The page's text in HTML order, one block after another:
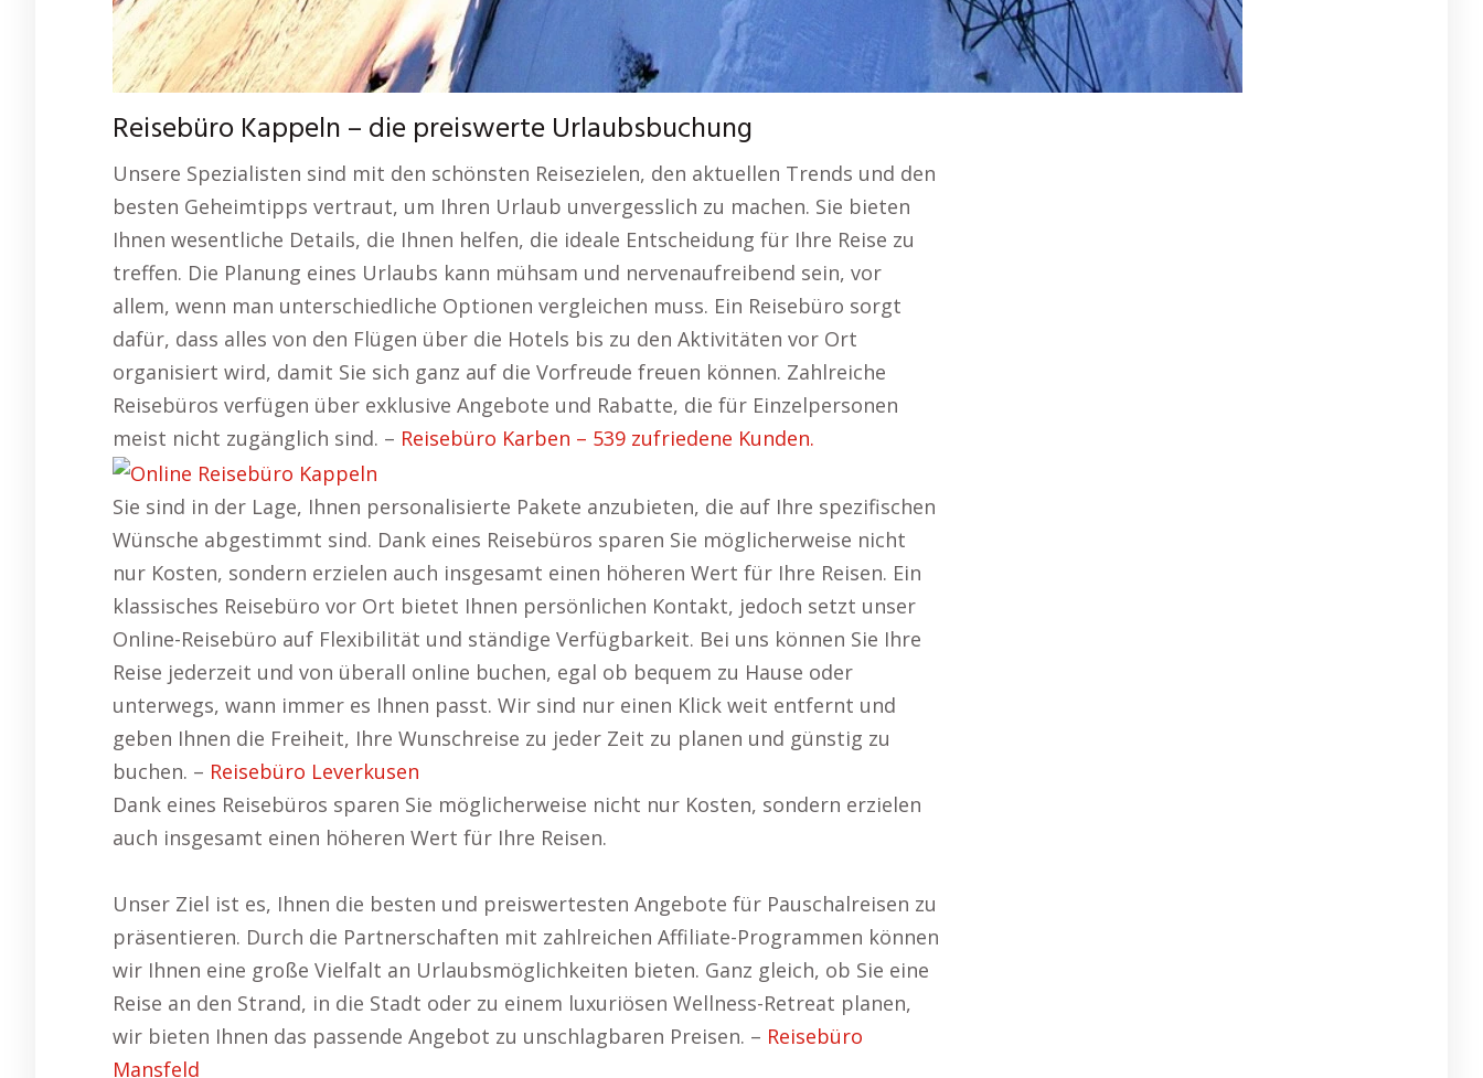
Reisebüro Kappeln – die preiswerte Urlaubsbuchung
Unsere Spezialisten sind mit den schönsten Reisezielen, den aktuellen Trends und den
besten Geheimtipps vertraut, um Ihren Urlaub unvergesslich zu machen. Sie bieten
Ihnen wesentliche Details, die Ihnen helfen, die ideale Entscheidung für Ihre Reise zu
treffen. Die Planung eines Urlaubs kann mühsam und nervenaufreibend sein, vor
allem, wenn man unterschiedliche Optionen vergleichen muss. Ein Reisebüro sorgt
dafür, dass alles von den Flügen über die Hotels bis zu den Aktivitäten vor Ort
organisiert wird, damit Sie sich ganz auf die Vorfreude freuen können. Zahlreiche
Reisebüros verfügen über exklusive Angebote und Rabatte, die für Einzelpersonen
meist nicht zugänglich sind. – Reisebüro Karben – 539 zufriedene Kunden.
Sie sind in der Lage, Ihnen personalisierte Pakete anzubieten, die auf Ihre spezifischen
Wünsche abgestimmt sind. Dank eines Reisebüros sparen Sie möglicherweise nicht
nur Kosten, sondern erzielen auch insgesamt einen höheren Wert für Ihre Reisen. Ein
klassisches Reisebüro vor Ort bietet Ihnen persönlichen Kontakt, jedoch setzt unser
Online-Reisebüro auf Flexibilität und ständige Verfügbarkeit. Bei uns können Sie Ihre
Reise jederzeit und von überall online buchen, egal ob bequem zu Hause oder
unterwegs, wann immer es Ihnen passt. Wir sind nur einen Klick weit entfernt und
geben Ihnen die Freiheit, Ihre Wunschreise zu jeder Zeit zu planen und günstig zu
buchen. – Reisebüro Leverkusen
Dank eines Reisebüros sparen Sie möglicherweise nicht nur Kosten, sondern erzielen
auch insgesamt einen höheren Wert für Ihre Reisen.
Unser Ziel ist es, Ihnen die besten und preiswertesten Angebote für Pauschalreisen zu
präsentieren. Durch die Partnerschaften mit zahlreichen Affiliate-Programmen können
wir Ihnen eine große Vielfalt an Urlaubsmöglichkeiten bieten. Ganz gleich, ob Sie eine
Reise an den Strand, in die Stadt oder zu einem luxuriösen Wellness-Retreat planen,
wir bieten Ihnen das passende Angebot zu unschlagbaren Preisen. – Reisebüro
Mansfeld